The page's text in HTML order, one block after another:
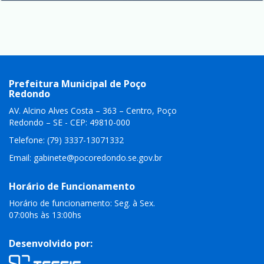
Prefeitura Municipal de Poço
Redondo
AV. Alcino Alves Costa – 363 – Centro, Poço
Redondo – SE - CEP: 49810-000
Telefone: (79) 3337-13071332
Email: gabinete@pocoredondo.se.gov.br
Horário de Funcionamento
Horário de funcionamento: Seg. à Sex.
07:00hs às 13:00hs
Desenvolvido por: